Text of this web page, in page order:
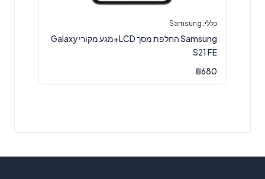
כללי Samsung
Samsung החלפת מסך LCD+מגע מקורי Galaxy
S21 FE
₪680